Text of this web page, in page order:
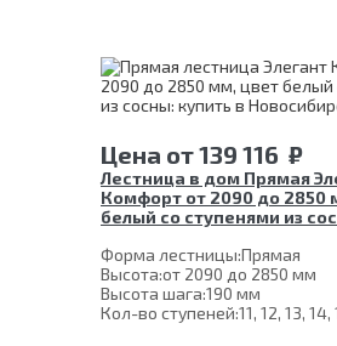
Материал ступеней: Сосна
Срок гарантии (на
Цена от139 116 ₽
Лестница в дом Прямая
Комфорт от 2090 до 2850
белый со ступенями из
Форма лестницы:Прямая
Высота:от 2090 до 2850 мм
Высота шага:190 мм
Кол-во ступеней:11, 12, 13, 14,